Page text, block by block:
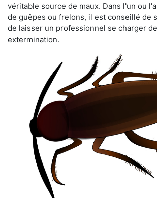
véritable source de maux. Dans l'un ou
de guêpes ou frelons, il est conseillé de
de laisser un professionnel se charger
extermination.